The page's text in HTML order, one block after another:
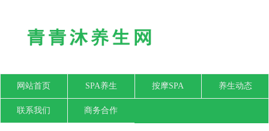
网站首页 SPA养生 按摩SPA 养生动态
联系我们 商务合作